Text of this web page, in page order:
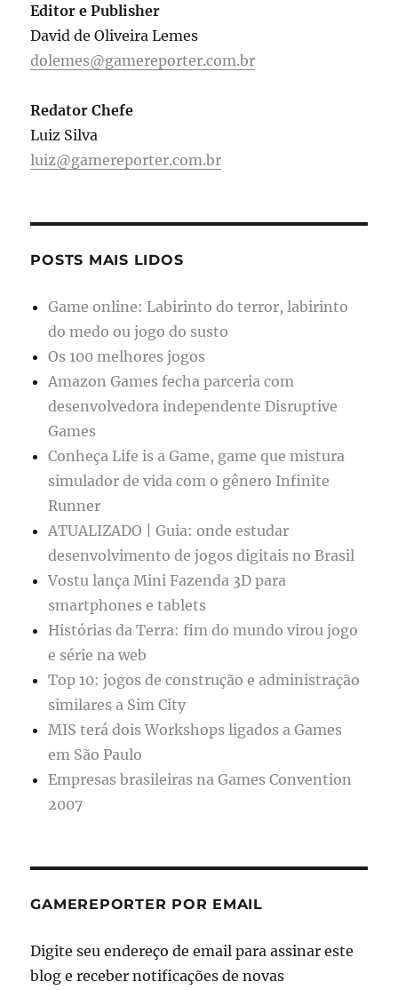
Editor e Publisher
David de Oliveira Lemes
dolemes@gamereporter.com.br
Redator Chefe
Luiz Silva
luiz@gamereporter.com.br
POSTS MAIS LIDOS
Game online: Labirinto do terror, labirinto
do medo ou jogo do susto
Os 100 melhores jogos
Amazon Games fecha parceria com
desenvolvedora independente Disruptive
Games
Conheça Life is a Game, game que mistura
simulador de vida com o gênero Infinite
Runner
ATUALIZADO | Guia: onde estudar
desenvolvimento de jogos digitais no Brasil
Vostu lança Mini Fazenda 3D para
smartphones e tablets
Histórias da Terra: fim do mundo virou jogo
e série na web
Top 10: jogos de construção e administração
similares a Sim City
MIS terá dois Workshops ligados a Games
em São Paulo
Empresas brasileiras na Games Convention
2007
GAMEREPORTER POR EMAIL
Digite seu endereço de email para assinar este
blog e receber notificações de novas